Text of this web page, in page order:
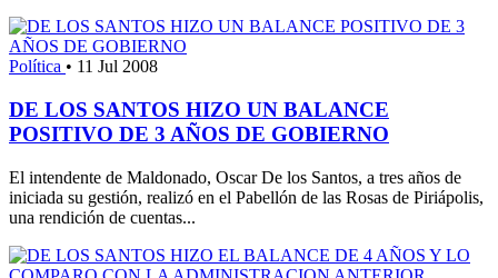
Política • 11 Jul 2008
DE LOS SANTOS HIZO UN BALANCE
POSITIVO DE 3 AÑOS DE GOBIERNO
El intendente de Maldonado, Oscar De los Santos, a tres años de
iniciada su gestión, realizó en el Pabellón de las Rosas de Piriápolis,
una rendición de cuentas...